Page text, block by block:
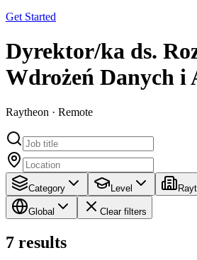
Get Started
Dyrektor/ka ds.
Wdrożeń Danych i
Raytheon · Remote
Category Level
Global Clear filters
7 results